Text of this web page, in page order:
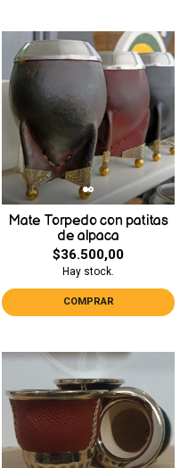
Mate Torpedo con patitas
de alpaca
$36.500,00
Hay stock.
COMPRAR